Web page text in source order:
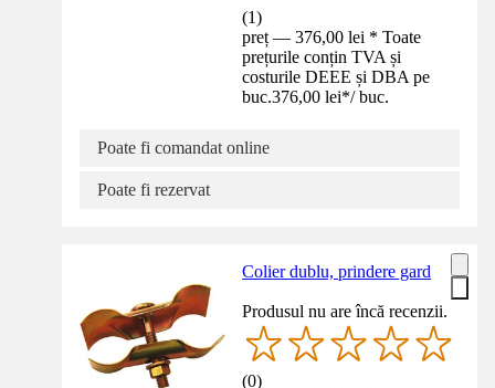
(1)
preț — 376,00 lei * Toate
prețurile conțin TVA și
costurile DEEE și DBA pe
buc.376,00 lei*/ buc.
Poate fi comandat online
Poate fi rezervat
Colier dublu, prindere gard
Produsul nu are încă recenzii.
(0)